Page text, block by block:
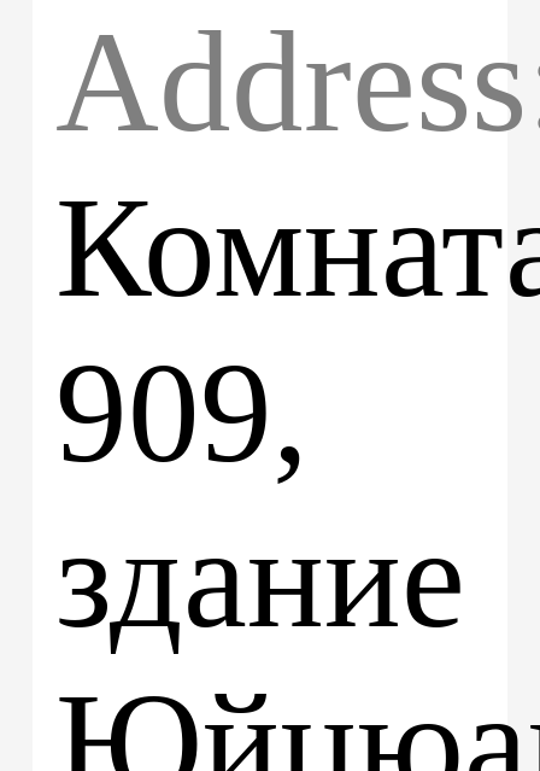
909,
здание